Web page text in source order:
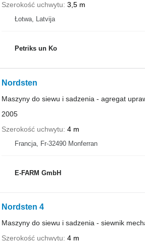
Szerokość uchwytu 3,5 m
Łotwa, Latvija
Petriks un Ko
Nordsten
Maszyny do siewu i sadzenia - agregat
2005
Szerokość uchwytu 4 m
Francja, Fr-32490 Monferran
E-FARM GmbH
Nordsten 4
Maszyny do siewu i sadzenia - siewnik
Szerokość uchwytu 4 m